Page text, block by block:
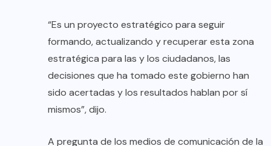
“Es un proyecto estratégico para seguir
formando, actualizando y recuperar esta zona
estratégica para las y los ciudadanos, las
decisiones que ha tomado este gobierno han
sido acertadas y los resultados hablan por sí
mismos”, dijo.
A pregunta de los medios de comunicación de la